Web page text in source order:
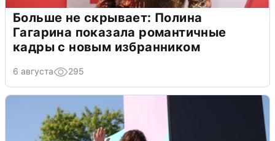
Больше не скрывает: Полина
Гагарина показала романтичные
кадры с новым избранником
6 августа 295